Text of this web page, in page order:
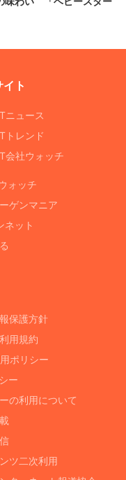
イト
ニュース
トレンド
会社ウォッチ
ォッチ
ゲンマニア
ネット
保護方針
用規約
ポリシー
ー
の利用について
ツ二次利用